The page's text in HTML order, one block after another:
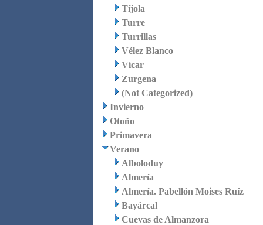
Tíjola
Turre
Turrillas
Vélez Blanco
Vícar
Zurgena
(Not Categorized)
Invierno
Otoño
Primavera
Verano
Alboloduy
Almería
Almería. Pabellón Moises Ruíz
Bayárcal
Cuevas de Almanzora